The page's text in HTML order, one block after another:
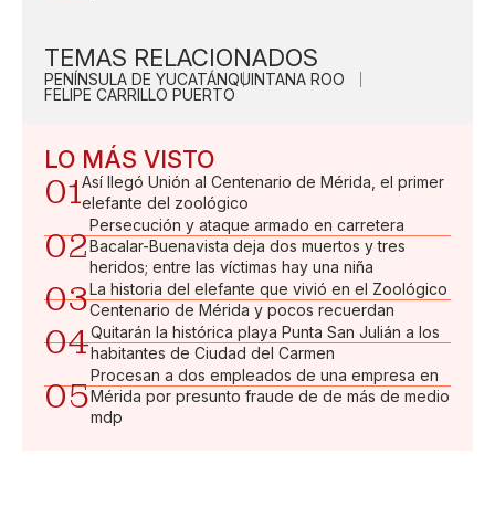
TEMAS RELACIONADOS
PENÍNSULA DE YUCATÁNQUINTANA ROO
FELIPE CARRILLO PUERTO
LO MÁS VISTO
01Así llegó Unión al Centenario de Mérida, el primer
elefante del zoológico
02
Persecución y ataque armado en carretera
Bacalar-Buenavista deja dos muertos y tres
heridos; entre las víctimas hay una niña
03La historia del elefante que vivió en el Zoológico
Centenario de Mérida y pocos recuerdan
04Quitarán la histórica playa Punta San Julián a los
habitantes de Ciudad del Carmen
05
Procesan a dos empleados de una empresa en
Mérida por presunto fraude de de más de medio
mdp